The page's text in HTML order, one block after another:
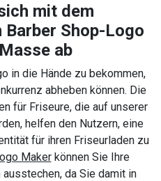
mit dem
Barber Shop-Logo
ab
in die Hände zu bekommen,
abheben können. Die
für Friseure, die auf unserer
helfen den Nutzern, eine
für ihren Friseurladen zu
Makerkönnen Sie Ihre
da Sie damit in